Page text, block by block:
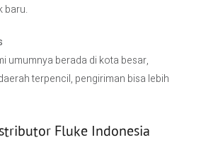
baru.
umumnya berada di kota besar,
terpencil, pengiriman bisa lebih
Fluke Indonesia